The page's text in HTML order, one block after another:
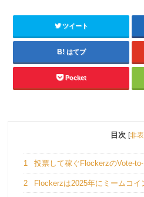
ツイート
はてブ
Pocket
目次 [非
1 投票して稼ぐFlockerzのVote-
2 Flockerzは2025年にミームコ